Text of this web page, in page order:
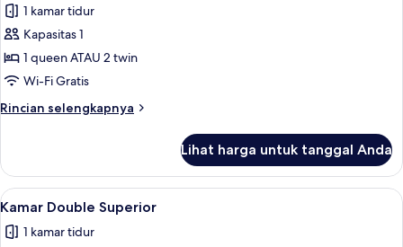
foto
untuk
Kamar
Double
Superior
untuk
Orang
1 kamar tidur
Kapasitas 1
1 queen ATAU 2 twin
Wi-Fi Gratis
Rincian selengkapnya
Rincian
Kamar
Double
Superior
Lihat harga untuk tanggal Anda
Lihat
semua
foto
Pancuran hujan, pengering rambut,
11
Kamar Double Superior
1 kamar tidur